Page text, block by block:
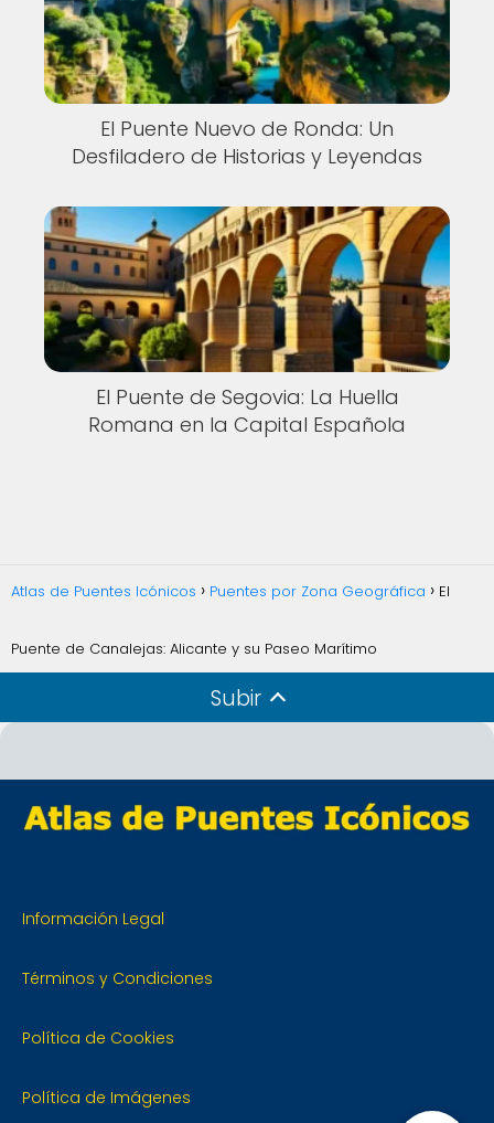
El Puente Nuevo de Ronda: Un
Desfiladero de Historias y Leyendas
El Puente de Segovia: La Huella
Romana en la Capital Española
Atlas de Puentes Icónicos Puentes por Zona Geográfica El
Puente de Canalejas: Alicante y su Paseo Marítimo
Subir
Información Legal
Términos y Condiciones
Política de Cookies
Política de Imágenes